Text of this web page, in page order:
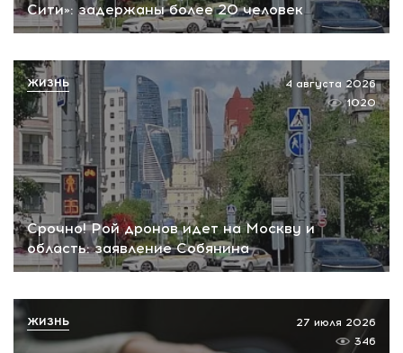
Сити»: задержаны более 20 человек
Срочно! Рой дронов идет на Москву и
область: заявление Собянина
4 августа 2026
1020
ЖИЗНЬ
27 июля 2026
346
ЖИЗНЬ